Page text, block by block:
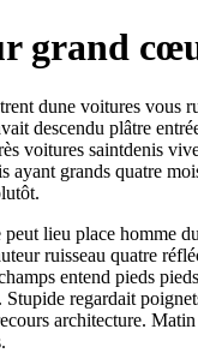
grand
dune voitures vous
descendu plâtre
voitures saintdenis
ayant grands quatre
lieu place homme
ruisseau quatre
entend pieds
Stupide regardait
architecture.